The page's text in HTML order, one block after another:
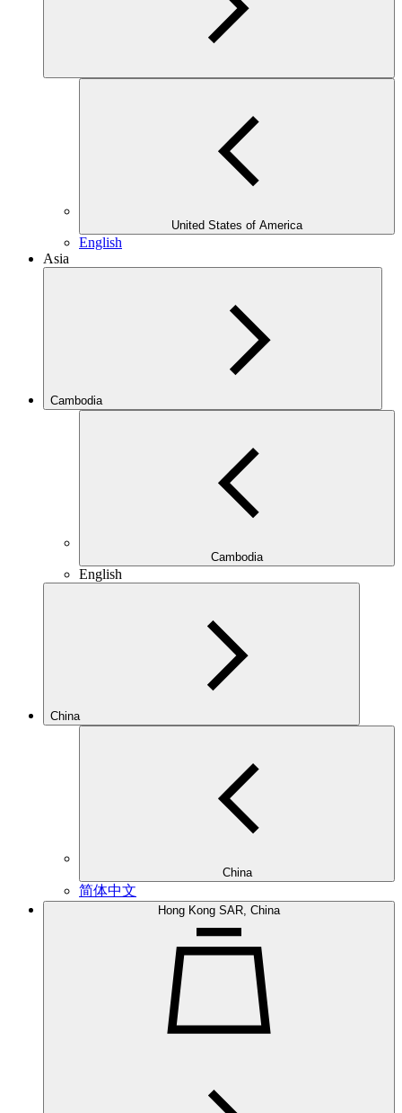
United States of America
English
Asia
Cambodia
Cambodia
English
China
China
简体中文
Hong Kong SAR, China